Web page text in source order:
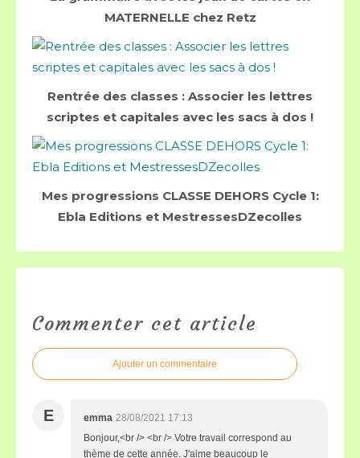
MATERNELLE chez Retz
Rentrée des classes : Associer les lettres
scriptes et capitales avec les sacs à dos !
Mes progressions CLASSE DEHORS Cycle 1:
Ebla Editions et MestressesDZecolles
Commenter cet article
Ajouter un commentaire
E emma 28/08/2021 17:13
Bonjour,<br /> <br /> Votre travail correspond au
thème de cette année. J'aime beaucoup le